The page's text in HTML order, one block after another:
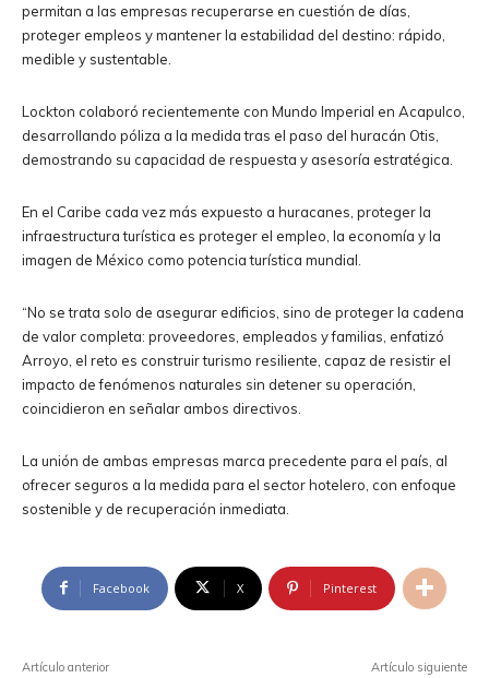
permitan a las empresas recuperarse en cuestión de días,
proteger empleos y mantener la estabilidad del destino: rápido,
medible y sustentable.
Lockton colaboró recientemente con Mundo Imperial en Acapulco,
desarrollando póliza a la medida tras el paso del huracán Otis,
demostrando su capacidad de respuesta y asesoría estratégica.
En el Caribe cada vez más expuesto a huracanes, proteger la
infraestructura turística es proteger el empleo, la economía y la
imagen de México como potencia turística mundial.
“No se trata solo de asegurar edificios, sino de proteger la cadena
de valor completa: proveedores, empleados y familias, enfatizó
Arroyo, el reto es construir turismo resiliente, capaz de resistir el
impacto de fenómenos naturales sin detener su operación,
coincidieron en señalar ambos directivos.
La unión de ambas empresas marca precedente para el país, al
ofrecer seguros a la medida para el sector hotelero, con enfoque
sostenible y de recuperación inmediata.
Facebook X Pinterest
Artículo anterior Artículo siguiente